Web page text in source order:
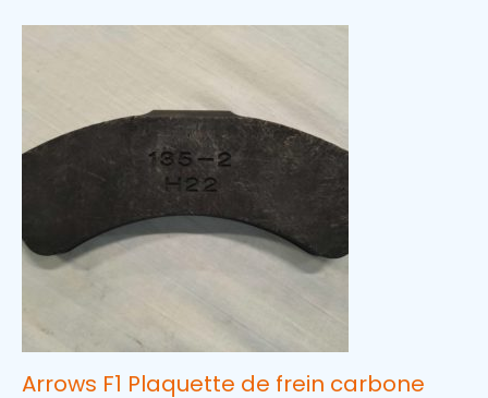
Arrows F1 Plaquette de frein carbone